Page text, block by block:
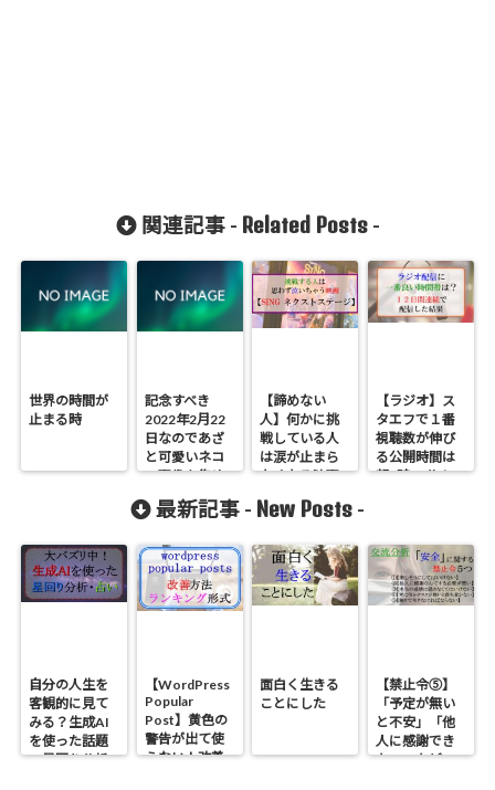
関連記事 - Related Posts-
世界の時間が
止まる時
記念すべき
2022年2月22
日なのであざ
と可愛いネコ
の画像を集め
記事
【諦めない
人】何かに挑
戦している人
は涙が止まら
なくなる映画
トステージ」
【ラジオ】ス
タエフで１番
視聴数が伸び
る公開時間は
朝7時30分！
【stamd.fm】
最新記事 - New Posts -
自分の人生を
客観的に見て
みる？生成AI
を使った話題
の星回り分析
【WordPress
Popular
Post】黄色の
警告が出て使
えない！改善
面白く生きる
ことにした
【禁止令⑤】
「予定が無い
と不安」「他
人に感謝でき
ない」などの